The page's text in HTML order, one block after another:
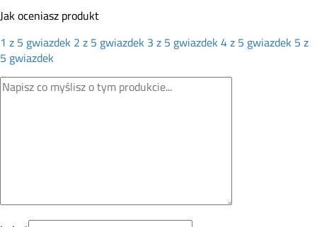
Jak oceniasz produkt
1 z 5 gwiazdek2 z 5 gwiazdek3 z 5 gwiazdek4 z 5 gwiazdek5 z
5 gwiazdek